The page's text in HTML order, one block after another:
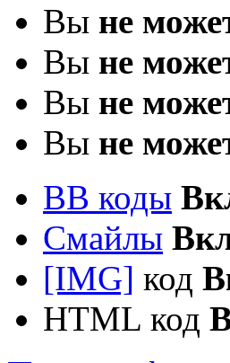
Вы не
Вы не
Вы не
Вы не
BB коды
Смайлы
[IMG] код
HTML код